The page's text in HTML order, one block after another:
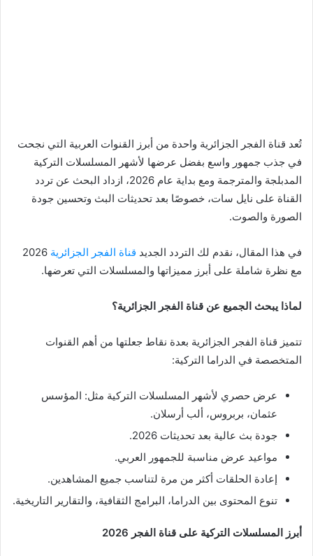
تُعد قناة الفجر الجزائرية واحدة من أبرز القنوات العربية التي نجحت
في جذب جمهور واسع بفضل عرضها لأشهر المسلسلات التركية
المدبلجة والمترجمة ومع بداية عام 2026، ازداد البحث عن تردد
القناة على نايل سات، خصوصًا بعد تحديثات البث وتحسين جودة
الصورة والصوت.
في هذا المقال، نقدم لك التردد الجديد قناة الفجر الجزائرية 2026
مع نظرة شاملة على أبرز مميزاتها والمسلسلات التي تعرضها.
لماذا يبحث الجميع عن قناة الفجر الجزائرية؟
تتميز قناة الفجر الجزائرية بعدة نقاط جعلتها من أهم القنوات
المتخصصة في الدراما التركية:
عرض حصري لأشهر المسلسلات التركية مثل: المؤسس
عثمان، بربروس، ألب أرسلان.
جودة بث عالية بعد تحديثات 2026.
مواعيد عرض مناسبة للجمهور العربي.
إعادة الحلقات أكثر من مرة لتناسب جميع المشاهدين.
تنوع المحتوى بين الدراما، البرامج الثقافية، والتقارير التاريخية.
أبرز المسلسلات التركية على قناة الفجر 2026